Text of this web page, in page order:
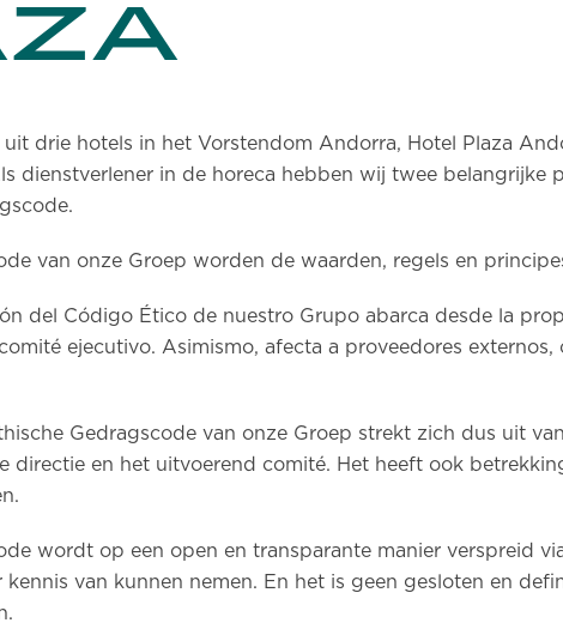
drie hotels in het Vorstendom Andorra, Hotel Plaza
dienstverlener in de horeca hebben wij twee belangrijke
van onze Groep worden de waarden, regels en
del Código Ético de nuestro Grupo abarca desde la
ejecutivo. Asimismo, afecta a proveedores
Gedragscode van onze Groep strekt zich dus uit
directie en het uitvoerend comité. Het heeft ook
wordt op een open en transparante manier verspreid
kennis van kunnen nemen. En het is geen gesloten en